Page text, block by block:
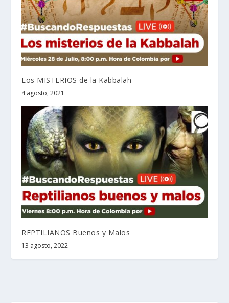
Los MISTERIOS de la Kabbalah
4 agosto, 2021
REPTILIANOS Buenos y Malos
13 agosto, 2022